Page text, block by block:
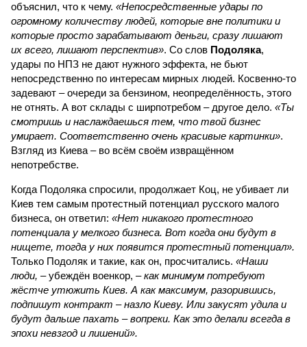
объяснил, что к чему. «Непосредственные удары по
огромному количеству людей, которые вне политики и
которые просто зарабатывают деньги, сразу лишают
их всего, лишают перспектив». Со слов Подоляка,
удары по НПЗ не дают нужного эффекта, не бьют
непосредственно по интересам мирных людей. Косвенно-то
задевают – очереди за бензином, неопределённость, этого
не отнять. А вот склады с ширпотребом – другое дело. «Ты
смотришь и наслаждаешься тем, что твой бизнес
умирает. Соответственно очень красивые картинки».
Взгляд из Киева – во всём своём извращённом
непотребстве.
Когда Подоляка спросили, продолжает Коц, не убивает ли
Киев тем самым протестный потенциал русского малого
бизнеса, он ответил: «Нет никакого протестного
потенциала у мелкого бизнеса. Вот когда они будут в
нищете, тогда у них появится протестный потенциал».
Только Подоляк и такие, как он, просчитались. «Наши
люди, – убеждён военкор, –как минимум потребуют
жёстче утюжить Киев. А как максимум, разорившись,
подпишут контракт – назло Киеву. Или закусят удила и
будут дальше пахать – вопреки. Как это делали всегда в
эпохи невзгод и лишений».